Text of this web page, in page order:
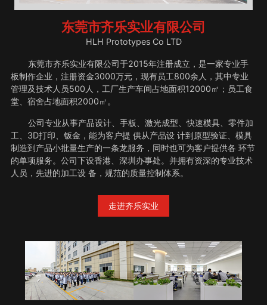
东莞市齐乐实业有限公司
HLH Prototypes Co LTD
东莞市齐乐实业有限公司于2015年注册成立，是一家专业手
板制作企业，注册资金3000万元，现有员工800余人，其中专业
管理及技术人员500人，工厂生产车间占地面积12000㎡；员工食
堂、宿舍占地面积2000㎡。
公司专业从事产品设计、手板、激光成型、快速模具、零件加
工、3D打印、钣金，能为客户提 供从产品设 计到原型验证、模具
制造到产品小批量生产的一条龙服务，同时也可为客户提供各 环节
的单项服务。公司下设香港、深圳办事处。并拥有资深的专业技术
人员，先进的加工设 备，规范的质量控制体系。
走进齐乐实业